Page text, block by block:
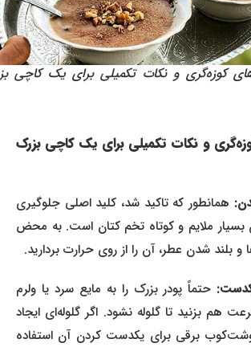
کوزه‌گری و نکات تکمیلی برای یک کاچی بزرک
و نکات تکمیلی برای یک کاچی بزرک
همانطور که تاکید شد، کلید اصلی جلوگیری
ملایم و کوتاه تخم کتان است. به محض
شدن عطر، آن را از روی حرارت بردارید.
حتماً پودر بزرک را به مایع سرد یا ولرم
هم بزنید تا گلوله نشود. اگر گلوله‌ای ایجاد
برقی برای یکدست کردن آن استفاده